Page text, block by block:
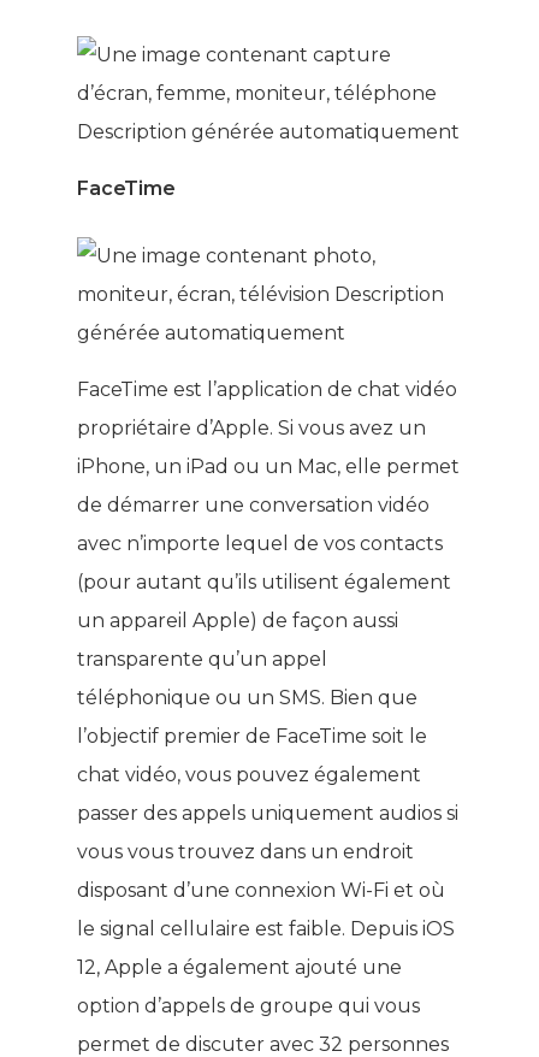
FaceTime
FaceTime est l’application de chat vidéo
propriétaire d’Apple. Si vous avez un
iPhone, un iPad ou un Mac, elle permet
de démarrer une conversation vidéo
avec n’importe lequel de vos contacts
(pour autant qu’ils utilisent également
un appareil Apple) de façon aussi
transparente qu’un appel
téléphonique ou un SMS. Bien que
l’objectif premier de FaceTime soit le
chat vidéo, vous pouvez également
passer des appels uniquement audios si
vous vous trouvez dans un endroit
disposant d’une connexion Wi-Fi et où
le signal cellulaire est faible. Depuis iOS
12, Apple a également ajouté une
option d’appels de groupe qui vous
permet de discuter avec 32 personnes